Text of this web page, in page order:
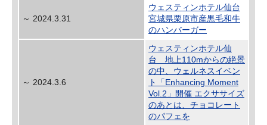
～ 2024.3.31
ウェスティンホテル仙台
宮城県栗原市産黒毛和牛
のハンバーガー
～ 2024.3.6
ウェスティンホテル仙
台 地上110mからの絶景
の中、ウェルネスイベン
ト「Enhancing Moment
Vol.2」開催 エクササイズ
のあとは、チョコレート
のパフェを